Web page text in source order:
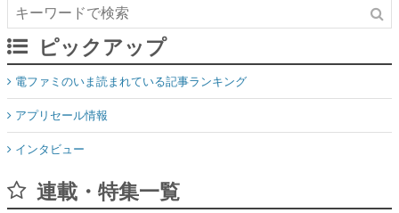
ピックアップ
電ファミのいま読まれている記事ランキング
アプリセール情報
インタビュー
連載・特集一覧